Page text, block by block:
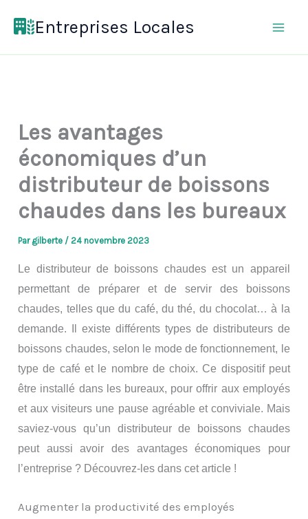
Entreprises Locales
Les avantages
économiques d’un
distributeur de boissons
chaudes dans les bureaux
Par gilberte /24 novembre 2023
Le distributeur de boissons chaudes est un appareil
permettant de préparer et de servir des boissons
chaudes, telles que du café, du thé, du chocolat… à la
demande. Il existe différents types de distributeurs de
boissons chaudes, selon le mode de fonctionnement, le
type de café et le nombre de choix. Ce dispositif peut
être installé dans les bureaux, pour offrir aux employés
et aux visiteurs une pause agréable et conviviale. Mais
saviez-vous qu’un distributeur de boissons chaudes
peut aussi avoir des avantages économiques pour
l’entreprise ? Découvrez-les dans cet article !
Augmenter la productivité des employés